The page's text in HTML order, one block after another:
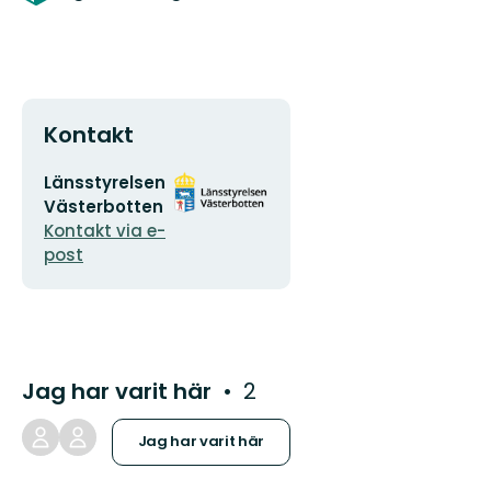
Kontakt
E-
postadress
Länsstyrelsen
Västerbotten
Kontakt via e-
post
Organisationens
logotyp
Jag har varit här 2
Jag har varit här